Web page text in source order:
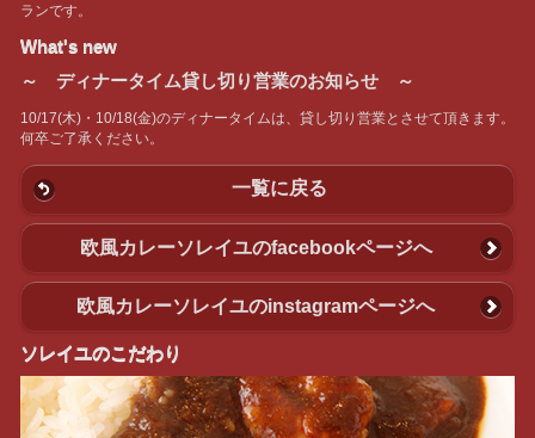
ランです。
What's new
～ ディナータイム貸し切り営業のお知らせ ～
10/17(木)・10/18(金)のディナータイムは、貸し切り営業とさせて頂きます。
何卒ご了承ください。
一覧に戻る
欧風カレーソレイユのfacebookページへ
欧風カレーソレイユのinstagramページへ
ソレイユのこだわり